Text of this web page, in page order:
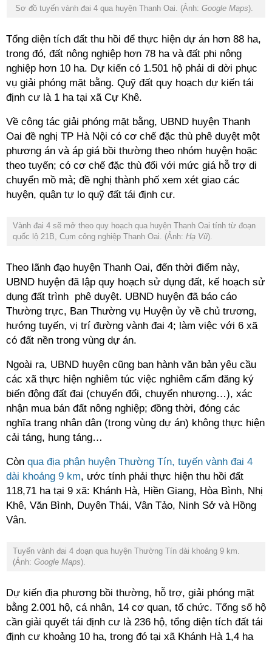
Sơ đồ tuyến vành đai 4 qua huyện Thanh Oai. (Ảnh: Google Maps).
Tổng diện tích đất thu hồi để thực hiện dự án hơn 88 ha,
trong đó, đất nông nghiệp hơn 78 ha và đất phi nông
nghiệp hơn 10 ha. Dự kiến có 1.501 hộ phải di dời phục
vụ giải phóng mặt bằng. Quỹ đất quy hoạch dự kiến tái
định cư là 1 ha tại xã Cự Khê.
Về công tác giải phóng mặt bằng, UBND huyện Thanh
Oai đề nghị TP Hà Nội có cơ chế đặc thù phê duyệt một
phương án và áp giá bồi thường theo nhóm huyện hoặc
theo tuyến; có cơ chế đặc thù đối với mức giá hỗ trợ di
chuyển mồ mả; đề nghị thành phố xem xét giao các
huyện, quận tự lo quỹ đất tái định cư.
Vành đai 4 sẽ mở theo quy hoạch qua huyện Thanh Oai tính từ đoạn
quốc lộ 21B, Cụm công nghiệp Thanh Oai. (Ảnh: Hạ Vũ).
Theo lãnh đạo huyện Thanh Oai, đến thời điểm này,
UBND huyện đã lập quy hoạch sử dụng đất, kế hoạch sử
dụng đất trình phê duyệt. UBND huyện đã báo cáo
Thường trực, Ban Thường vụ Huyện ủy về chủ trương,
hướng tuyến, vị trí đường vành đai 4; làm việc với 6 xã
có đất nền trong vùng dự án.
Ngoài ra, UBND huyện cũng ban hành văn bản yêu cầu
các xã thực hiện nghiêm túc việc nghiêm cấm đăng ký
biến động đất đai (chuyển đổi, chuyển nhượng…), xác
nhận mua bán đất nông nghiệp; đồng thời, đóng các
nghĩa trang nhân dân (trong vùng dự án) không thực hiện
cải táng, hung táng…
Còn qua địa phận huyện Thường Tín, tuyến vành đai 4
dài khoảng 9 km, ước tính phải thực hiện thu hồi đất
118,71 ha tại 9 xã: Khánh Hà, Hiền Giang, Hòa Bình, Nhị
Khê, Văn Bình, Duyên Thái, Vân Tảo, Ninh Sở và Hồng
Vân.
Tuyến vành đai 4 đoạn qua huyện Thường Tín dài khoảng 9 km.
(Ảnh: Google Maps).
Dự kiến địa phương bồi thường, hỗ trợ, giải phóng mặt
bằng 2.001 hộ, cá nhân, 14 cơ quan, tổ chức. Tổng số hộ
cần giải quyết tái định cư là 236 hộ, tổng diện tích đất tái
định cư khoảng 10 ha, trong đó tại xã Khánh Hà 1,4 ha